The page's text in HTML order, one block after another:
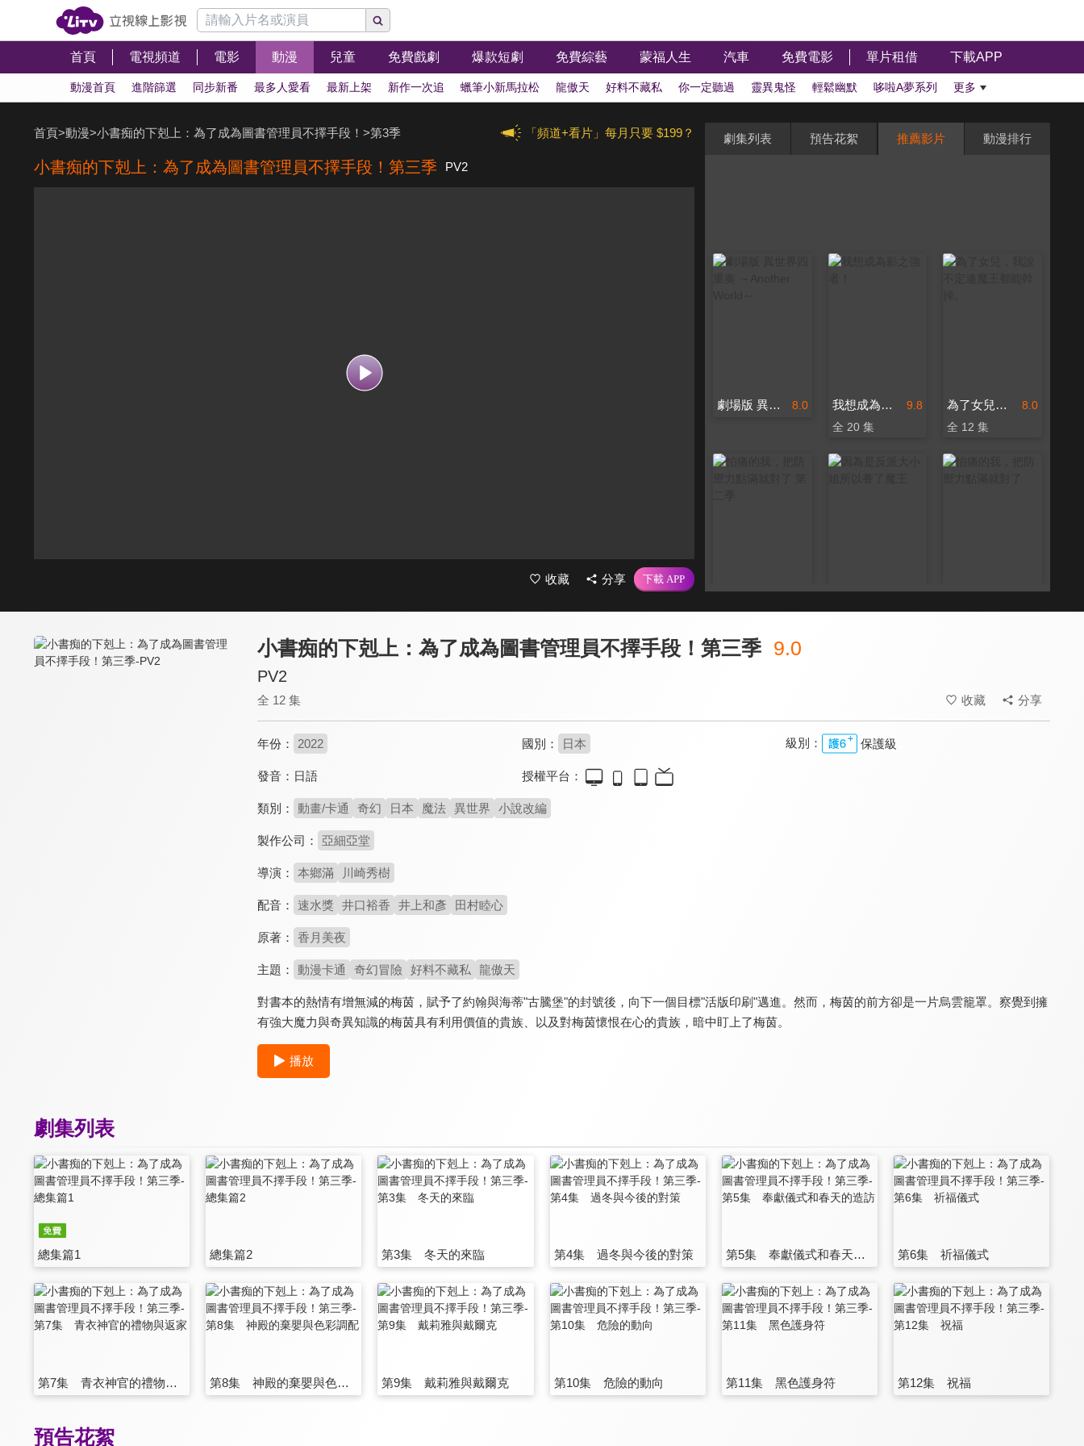
首頁 電視頻道 電影 動漫 兒童 免費戲劇 爆款短劇 免費綜藝 蒙福人生 汽車 免費電影 單片租借 下載APP
動漫首頁 進階篩選 同步新番 最多人愛看 最新上架 新作一次追 蠟筆小新馬拉松 龍傲天 好料不藏私 你一定聽過 靈異鬼怪 輕鬆幽默 哆啦A夢系列 更多
「頻道+看片」每月只要 $199？
首頁>動漫>小書痴的下剋上：為了成為圖書管理員不擇手段！ >第3季
小書痴的下剋上：為了成為圖書管理員不擇手段！第三季 PV2
收藏 分享
劇集列表 預告花絮 推薦影片 動漫排行
8.0
劇場版 異世界四重奏 ～Another World～ 9.8
我想成為影之強者！
全 20 集
8.0
為了女兒，我說不定連魔王都能幹掉。
全 12 集
8.2
處刑少女的生存之道
全 12 集
9.4
關於我轉生變成史萊姆這檔事 8.1
後宮之烏
小書痴的下剋上：為了成為圖書管理員不擇手段！第三季 9.0
PV2
全 12 集 收藏 分享
年份： 2022 國別： 日本 級別： 保護級
發音： 日語 授權平台：
類別： 動畫/卡通 奇幻 日本 魔法 異世界 小說改編
製作公司： 亞細亞堂
導演： 本鄉滿 川崎秀樹
配音： 速水獎 井口裕香 井上和彥 田村睦心
原著： 香月美夜
主題： 動漫卡通 奇幻冒險 好料不藏私 龍傲天
對書本的熱情有增無減的梅茵，賦予了約翰與海蒂"古騰堡"的封號後，向下一個目標"活版印刷"邁進。然而，梅茵的前方卻是一片烏雲籠罩。察覺到擁
有強大魔力與奇異知識的梅茵具有利用價值的貴族、以及對梅茵懷恨在心的貴族，暗中盯上了梅茵。
播放
劇集列表
總集篇1 總集篇2 第3集 冬天的來臨 第4集 過冬與今後的對策 第5集 奉獻儀式和春天的造訪 第6集 祈福儀式
第7集 青衣神官的禮物與返家 第8集 神殿的棄嬰與色彩調配 第9集 戴莉雅與戴爾克 第10集 危險的動向 第11集 黑色護身符 第12集 祝福
預告花絮